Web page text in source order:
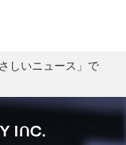
しいニュース」で